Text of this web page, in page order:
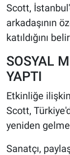
Scott,
arkadaşının
katıldığını
SOSYAL
YAPTI
Etkinliğe
Scott,
yeniden
Sanatçı,
SPOR
MAGAZİN
Bilim,